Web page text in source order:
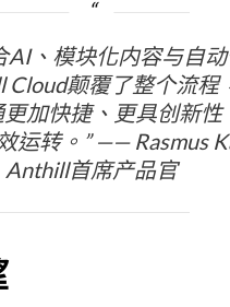
AI、模块化内容与自
Cloud颠覆了整个流程
加快捷、更具创新性
运转。” —— Rasmus
Anthill首席产品官